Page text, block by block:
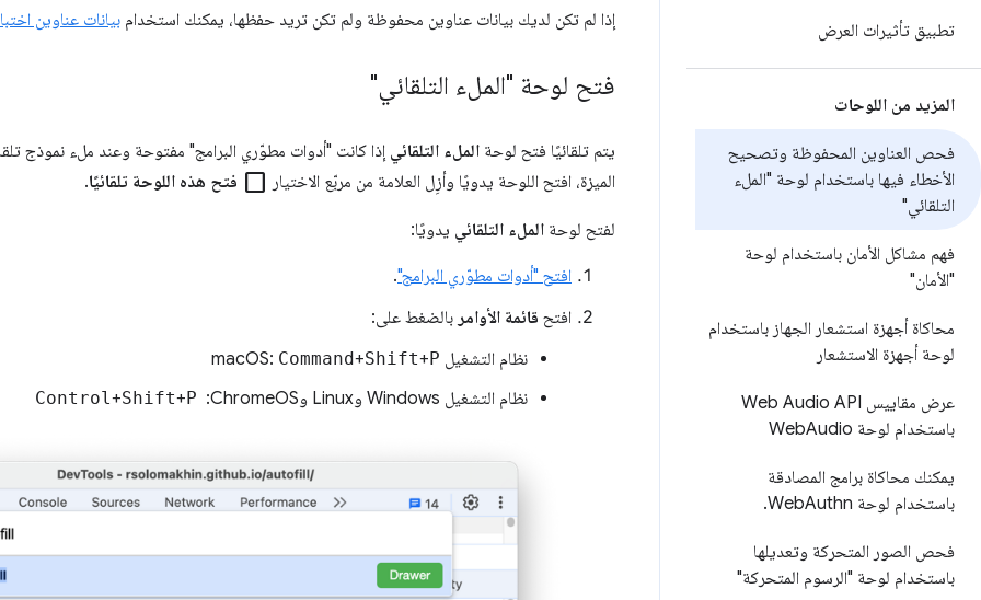
تطبيق تأثيرات العرض
المزيد من اللوحات
فحص العناوين المحفوظة وتصحيح
الأخطاء فيها باستخدام لوحة "الملء
التلقائي"
فهم مشاكل الأمان باستخدام لوحة
"الأمان"
محاكاة أجهزة استشعار الجهاز باستخدام
لوحة أجهزة الاستشعار
عرض مقاييس Web Audio API
باستخدام لوحة Web Audio
يمكنك محاكاة برامج المصادقة
باستخدام لوحة Web Authn
.
فحص الصور المتحركة وتعديلها
باستخدام لوحة "الرسوم المتحركة"
إذا لم تكن لديك بيانات عناوين محفوظة ولم تكن تريد حفظها، يمكنك استخدام بيانات عناوين
فتح لوحة "الملء التلقائي"
يتم تلقائيًا فتح لوحة الملء التلقائي إذا كانت "أدوات مطوّري البرامج" مفتوحة وعند ملء نموذج
الميزة، افتح اللوحة يدويًا وأزِل العلامة من مربّع الاختيار check_box_outline_blank فتح هذه اللوحة تلقائيًا.
لفتح لوحة الملء التلقائي يدويًا:
افتح "أدوات مطوّري البرامج".
افتح قائمة الأوامر بالضغط على:
نظام التشغيل macOS:
Command+Shift+P
نظام التشغيل Windows وLinux وChromeOS: ‏ Control+Shift+P